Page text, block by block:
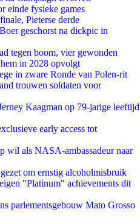
einde fysieke games
Pieterse derde
geschorst na dickpic in
tegen boom, vier gewonden
in 2028 opvolgt
in zware Ronde van Polen-rit
trouwen soldaten voor
Kaagman op 79-jarige leeftijd
early access tot
wil als NASA-ambassadeur naar
om ernstig alcoholmisbruik
"Platinum" achievements dit
parlementsgebouw Mato Grosso